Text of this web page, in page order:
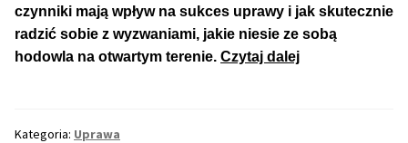
czynniki mają wpływ na sukces uprawy i jak skutecznie
radzić sobie z wyzwaniami, jakie niesie ze sobą
hodowla na otwartym terenie. Czytaj dalejUprawa
Kategoria: Uprawa